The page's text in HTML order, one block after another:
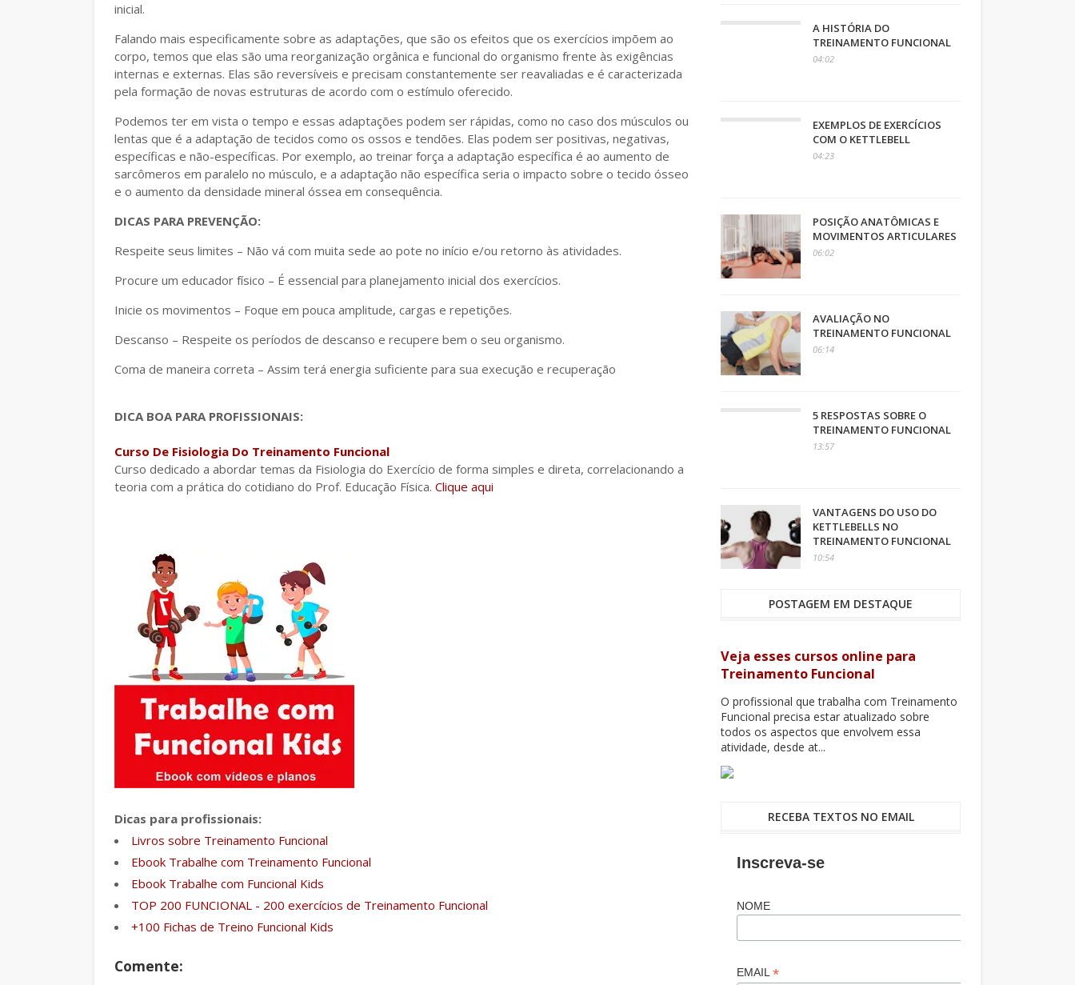
inicial.
Falando mais especificamente sobre as adaptações, que são os efeitos que os exercícios impõem ao
corpo, temos que elas são uma reorganização orgânica e funcional do organismo frente às exigências
internas e externas. Elas são reversíveis e precisam constantemente ser reavaliadas e é caracterizada
pela formação de novas estruturas de acordo com o estímulo oferecido.
Podemos ter em vista o tempo e essas adaptações podem ser rápidas, como no caso dos músculos ou
lentas que é a adaptação de tecidos como os ossos e tendões. Elas podem ser positivas, negativas,
específicas e não-específicas. Por exemplo, ao treinar força a adaptação específica é ao aumento de
sarcômeros em paralelo no músculo, e a adaptação não específica seria o impacto sobre o tecido ósseo
e o aumento da densidade mineral óssea em consequência.
DICAS PARA PREVENÇÃO:
Respeite seus limites – Não vá com muita sede ao pote no início e/ou retorno às atividades.
Procure um educador físico – É essencial para planejamento inicial dos exercícios.
Inicie os movimentos – Foque em pouca amplitude, cargas e repetições.
Descanso – Respeite os períodos de descanso e recupere bem o seu organismo.
Coma de maneira correta – Assim terá energia suficiente para sua execução e recuperação
DICA BOA PARA PROFISSIONAIS:
Curso De Fisiologia Do Treinamento Funcional
Curso dedicado a abordar temas da Fisiologia do Exercício de forma simples e direta, correlacionando a
teoria com a prática do cotidiano do Prof. Educação Física. Clique aqui
Dicas para profissionais:
Livros sobre Treinamento Funcional
Ebook Trabalhe com Treinamento Funcional
Ebook Trabalhe com Funcional Kids
TOP 200 FUNCIONAL - 200 exercícios de Treinamento Funcional
+100 Fichas de Treino Funcional Kids
Comente:
A HISTÓRIA DO
TREINAMENTO FUNCIONAL
04:02
EXEMPLOS DE EXERCÍCIOS
COM O KETTLEBELL
04:23
POSIÇÃO ANATÔMICAS E
MOVIMENTOS ARTICULARES
06:02
AVALIAÇÃO NO
TREINAMENTO FUNCIONAL
06:14
5 RESPOSTAS SOBRE O
TREINAMENTO FUNCIONAL
13:57
VANTAGENS DO USO DO
KETTLEBELLS NO
TREINAMENTO FUNCIONAL
10:54
POSTAGEM EM DESTAQUE
Veja esses cursos online para
Treinamento Funcional
O profissional que trabalha com Treinamento
Funcional precisa estar atualizado sobre
todos os aspectos que envolvem essa
atividade, desde at...
RECEBA TEXTOS NO EMAIL
Inscreva-se
NOME
EMAIL *